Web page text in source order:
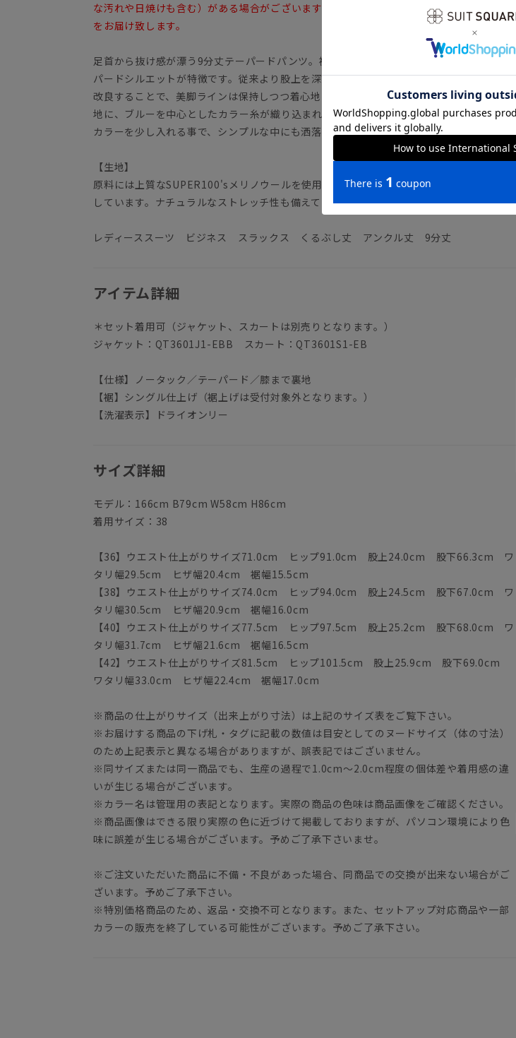
な汚れや日焼けも含む）がある場合がございますが、検品の上、着用可能と判断した商品
をお届け致します。
足首から抜け感が漂う9分丈テーパードパンツ。裾にかけて細くなる、すっきりとしたテー
パードシルエットが特徴です。従来より股上を深くし、ヒップ～膝にかけてのサイズ感を
改良することで、美脚ラインは保持しつつ着心地の良さを向上しています。ライトグレー
地に、ブルーを中心としたカラー糸が織り込まれたスーツ。シャンブレーがかった生地に
カラーを少し入れる事で、シンプルな中にも洒落感をプラスしています。
【生地】
原料には上質なSUPER100'sメリノウールを使用。滑らかな肌触りと上品な光沢感を表現
しています。ナチュラルなストレッチ性も備えており、快適な着心地を実現。
レディーススーツ ビジネス スラックス くるぶし丈 アンクル丈 9分丈
アイテム詳細
＊セット着用可（ジャケット、スカートは別売りとなります。）
ジャケット：QT3601J1-EBB スカート：QT3601S1-EB
【仕様】ノータック／テーパード／膝まで裏地
【裾】シングル仕上げ（裾上げは受付対象外となります。）
【洗濯表示】ドライオンリー
サイズ詳細
モデル：166cm B79cm W58cm H86cm
着用サイズ：38
【36】ウエスト仕上がりサイズ71.0cm ヒップ91.0cm 股上24.0cm 股下66.3cm ワ
タリ幅29.5cm ヒザ幅20.4cm 裾幅15.5cm
【38】ウエスト仕上がりサイズ74.0cm ヒップ94.0cm 股上24.5cm 股下67.0cm ワ
タリ幅30.5cm ヒザ幅20.9cm 裾幅16.0cm
【40】ウエスト仕上がりサイズ77.5cm ヒップ97.5cm 股上25.2cm 股下68.0cm ワ
タリ幅31.7cm ヒザ幅21.6cm 裾幅16.5cm
【42】ウエスト仕上がりサイズ81.5cm ヒップ101.5cm 股上25.9cm 股下69.0cm
ワタリ幅33.0cm ヒザ幅22.4cm 裾幅17.0cm
※商品の仕上がりサイズ（出来上がり寸法）は上記のサイズ表をご覧下さい。
※お届けする商品の下げ札・タグに記載の数値は目安としてのヌードサイズ（体の寸法）
のため上記表示と異なる場合がありますが、誤表記ではございません。
※同サイズまたは同一商品でも、生産の過程で1.0cm～2.0cm程度の個体差や着用感の違
いが生じる場合がございます。
※カラー名は管理用の表記となります。実際の商品の色味は商品画像をご確認ください。
※商品画像はできる限り実際の色に近づけて掲載しておりますが、パソコン環境により色
味に誤差が生じる場合がございます。予めご了承下さいませ。
※ご注文いただいた商品に不備・不良があった場合、同商品での交換が出来ない場合がご
ざいます。予めご了承下さい。
※特別価格商品のため、返品・交換不可となります。また、セットアップ対応商品や一部
カラーの販売を終了している可能性がございます。予めご了承下さい。